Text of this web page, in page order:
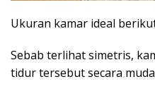
Ukuran kamar ideal
Sebab terlihat simetris,
tidur tersebut secara